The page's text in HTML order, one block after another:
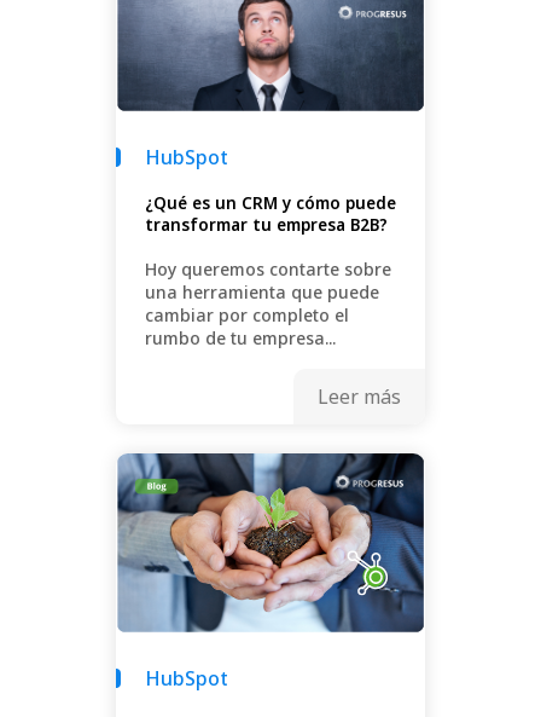
HubSpot
¿Qué es un CRM y cómo puede
transformar tu empresa B2B?
Hoy queremos contarte sobre
una herramienta que puede
cambiar por completo el
rumbo de tu empresa...
Leer más
HubSpot